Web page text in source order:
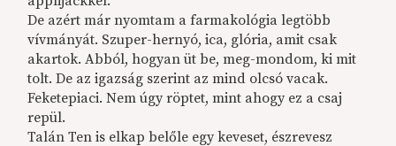
De azért már nyomtam a farmakológia legtöbb
vívmányát. Szuper-hernyó, ica, glória, amit csak
akartok. Abból, hogyan üt be, meg-mondom, ki mit
tolt. De az igazság szerint az mind olcsó vacak.
Feketepiaci. Nem úgy röptet, mint ahogy ez a csaj
repül.
Talán Ten is elkap belőle egy keveset, észrevesz